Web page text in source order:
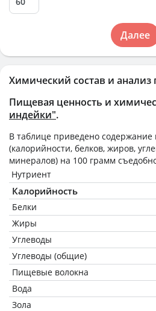
Химический состав и
Пищевая ценность и
индейки".
В таблице приведено
(калорийности, белков, жиров,
минералов) на 100 грамм
Нутриент
Калорийность
Белки
Жиры
Углеводы
Углеводы (общие)
Пищевые волокна
Вода
Зола
Далее